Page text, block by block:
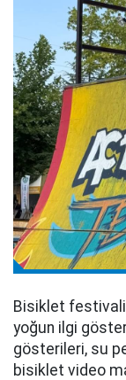
Bisiklet
yoğun ilgi
gösterileri, su
bisiklet video